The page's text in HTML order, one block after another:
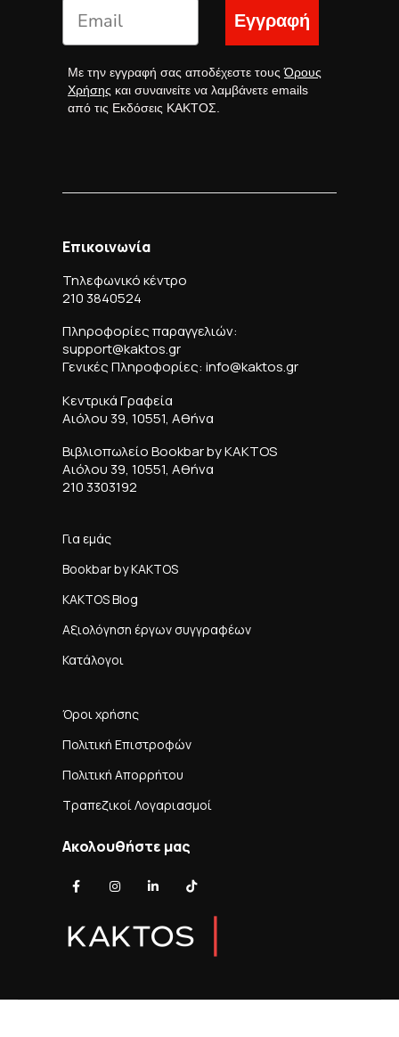
Εγγραφή
Με την εγγραφή σας αποδέχεστε τουςΌρους
Χρήσης και συναινείτε να λαμβάνετε emails
από τις Εκδόσεις ΚΑΚΤΟΣ.
Επικοινωνία
Τηλεφωνικό κέντρο
210 3840524
Πληροφορίες παραγγελιών:
support@kaktos.gr
Γενικές Πληροφορίες: info@kaktos.gr
Κεντρικά Γραφεία
Αιόλου 39, 10551, Αθήνα
Βιβλιοπωλείο Bookbar by KAKTOS
Αιόλου 39, 10551, Αθήνα
210 3303192
Για εμάς
Bookbar by KAKTOS
KAKTOS Blog
Αξιολόγηση έργων συγγραφέων
Κατάλογοι
Όροι χρήσης
Πολιτική Επιστροφών
Πολιτική Απορρήτου
Τραπεζικοί Λογαριασμοί
Ακολουθήστε μας